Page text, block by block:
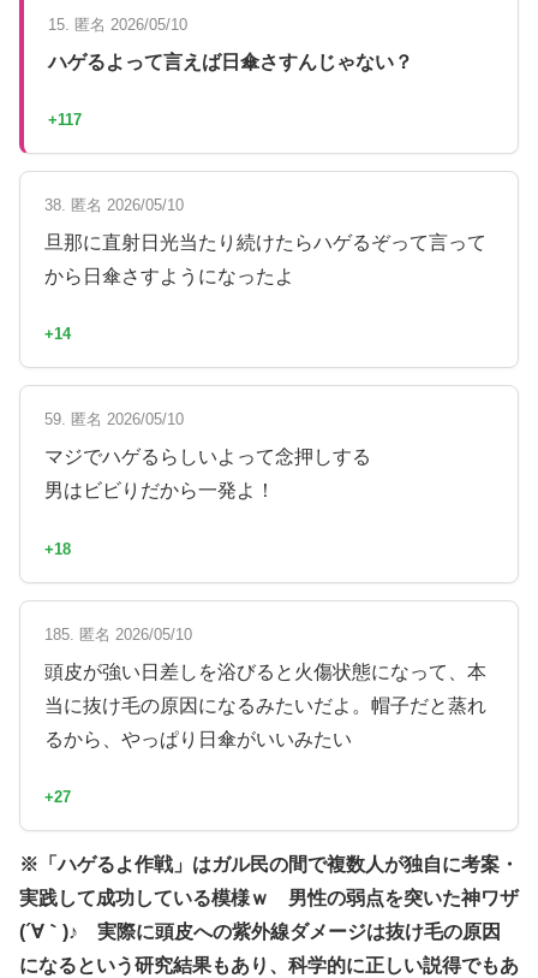
15. 匿名 2026/05/10
ハゲるよって言えば日傘さすんじゃない？
+117
38. 匿名 2026/05/10
旦那に直射日光当たり続けたらハゲるぞって言って
から日傘さすようになったよ
+14
59. 匿名 2026/05/10
マジでハゲるらしいよって念押しする
男はビビりだから一発よ！
+18
185. 匿名 2026/05/10
頭皮が強い日差しを浴びると火傷状態になって、本
当に抜け毛の原因になるみたいだよ。帽子だと蒸れ
るから、やっぱり日傘がいいみたい
+27
※「ハゲるよ作戦」はガル民の間で複数人が独自に考案・
実践して成功している模様ｗ 男性の弱点を突いた神ワザ
(´∀｀)♪ 実際に頭皮への紫外線ダメージは抜け毛の原因
になるという研究結果もあり、科学的に正しい説得でもあ